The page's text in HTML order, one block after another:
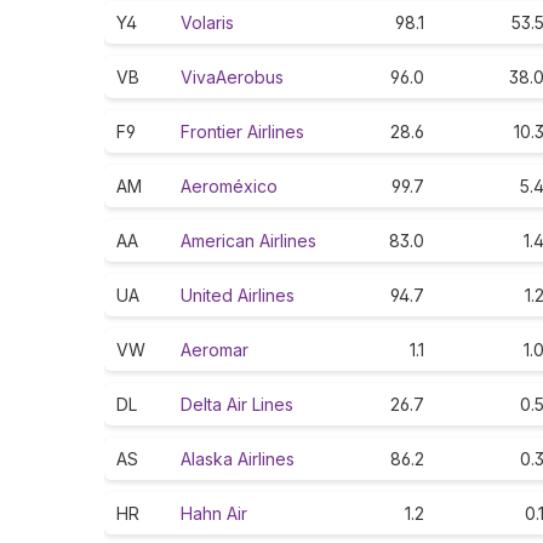
Y4 Volaris 98.1 53.5
VB VivaAerobus 96.0 38.0
F9 Frontier Airlines 28.6 10.3
AM Aeroméxico 99.7 5.4
AA American Airlines 83.0 1.4
UA United Airlines 94.7 1.2
VW Aeromar 1.1 1.0
DL Delta Air Lines 26.7 0.5
AS Alaska Airlines 86.2 0.3
HR Hahn Air 1.2 0.1